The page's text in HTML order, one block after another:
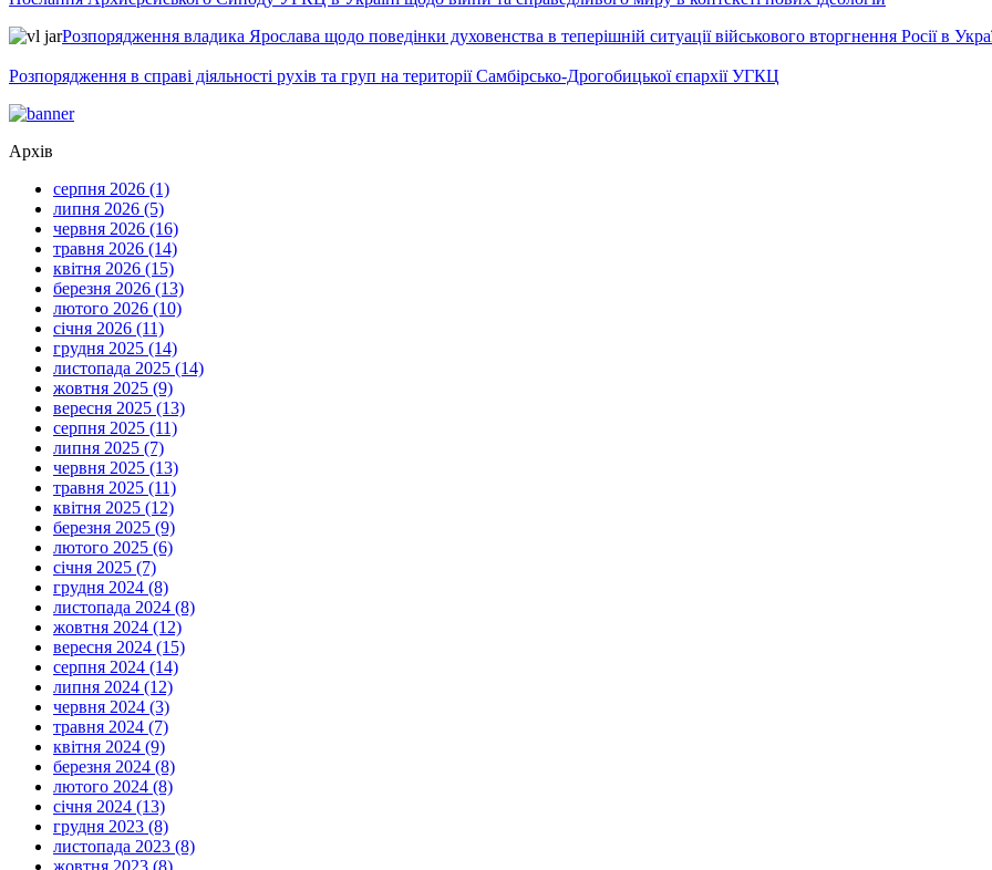
Розпорядження владика Ярослава щодо поведінки духовенства в теперішній ситуації військового вторгнення Росії в
Розпорядження в справі діяльності рухів та груп на території Самбірсько-Дрогобицької єпархії УГКЦ
Архів
серпня 2026 (1)
липня 2026 (5)
червня 2026 (16)
травня 2026 (14)
квітня 2026 (15)
березня 2026 (13)
лютого 2026 (10)
січня 2026 (11)
грудня 2025 (14)
листопада 2025 (14)
жовтня 2025 (9)
вересня 2025 (13)
серпня 2025 (11)
липня 2025 (7)
червня 2025 (13)
травня 2025 (11)
квітня 2025 (12)
березня 2025 (9)
лютого 2025 (6)
січня 2025 (7)
грудня 2024 (8)
листопада 2024 (8)
жовтня 2024 (12)
вересня 2024 (15)
серпня 2024 (14)
липня 2024 (12)
червня 2024 (3)
травня 2024 (7)
квітня 2024 (9)
березня 2024 (8)
лютого 2024 (8)
січня 2024 (13)
грудня 2023 (8)
листопада 2023 (8)
жовтня 2023 (8)